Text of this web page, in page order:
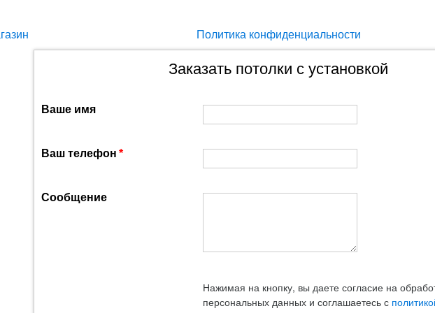
Политика конфиденциальности
Заказать потолки с установкой
Ваше имя
Ваш телефон
Сообщение
Нажимая на кнопку, вы даете согласие на
персональных данных и соглашаетесь с